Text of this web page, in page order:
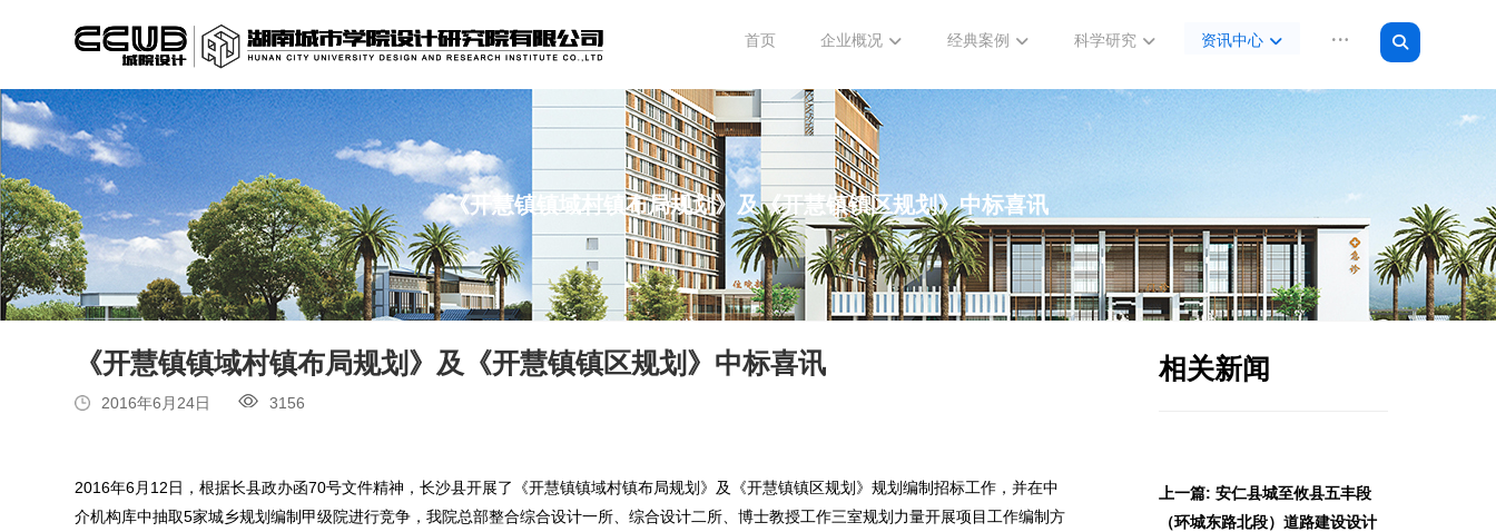
首页 企业概况 经典案例 科学研究 资讯中心
《开慧镇镇域村镇布局规划》及《开慧镇镇区规划》中标喜讯
《开慧镇镇域村镇布局规划》及《开慧镇镇区规划》中标喜讯
2016年6月24日 3156
2016年6月12日，根据长县政办函70号文件精神，长沙县开展了《开慧镇镇域村镇布局规划》及《开慧镇镇区规划》规划编制招标工作，并在中
介机构库中抽取5家城乡规划编制甲级院进行竞争，我院总部整合综合设计一所、综合设计二所、博士教授工作三室规划力量开展项目工作编制方
相关新闻
上一篇: 安仁县城至攸县五丰段
（环城东路北段）道路建设设计